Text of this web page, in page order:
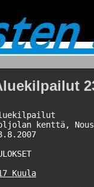
kenttä,
Kuula